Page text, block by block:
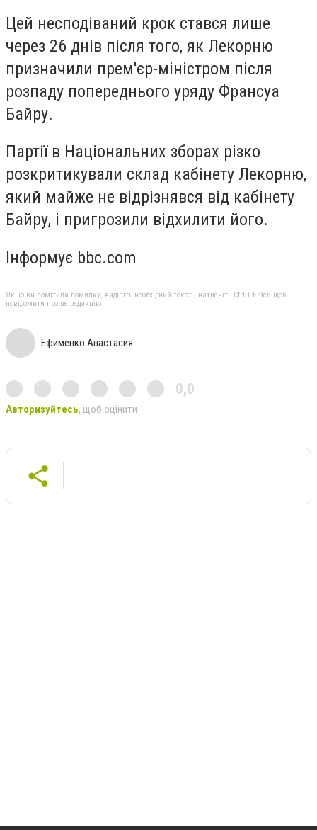
Цей несподіваний крок стався лише
через 26 днів після того, як Лекорню
призначили прем'єр-міністром після
розпаду попереднього уряду Франсуа
Байру.
Партії в Національних зборах різко
розкритикували склад кабінету Лекорню,
який майже не відрізнявся від кабінету
Байру, і пригрозили відхилити його.
Інформує bbc.com
Якщо ви помітили помилку, виділіть необхідний текст і натисніть Ctrl + Enter, щоб
повідомити про це редакцію
Ефименко Анастасия
0,0
Авторизуйтесь, щоб оцінити